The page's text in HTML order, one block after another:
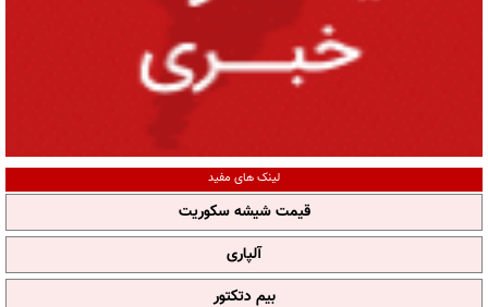
لینک های مفید
قیمت شیشه سکوریت
آلپاری
بیم دتکتور